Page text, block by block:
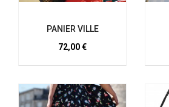
PANIER VILLE
72,00 €